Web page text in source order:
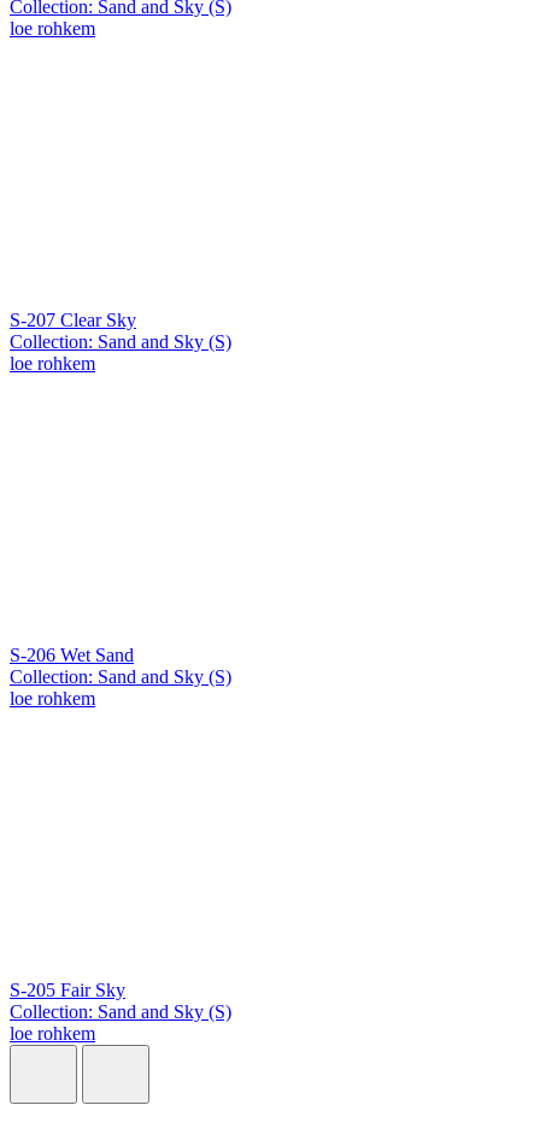
Collection: Sand and Sky (S)
loe rohkem
S-207 Clear Sky
Collection: Sand and Sky (S)
loe rohkem
S-206 Wet Sand
Collection: Sand and Sky (S)
loe rohkem
S-205 Fair Sky
Collection: Sand and Sky (S)
loe rohkem